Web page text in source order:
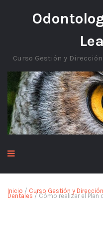
Curso Gestión y
Inicio / Curso Gestión y
Dentales / Cómo realizar el Plan